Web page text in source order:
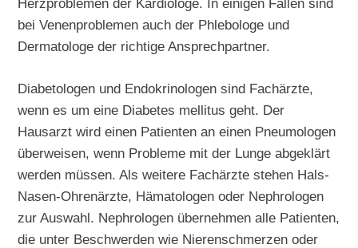
bei Venenproblemen auch der Phlebologe und
Dermatologe der richtige Ansprechpartner.
Diabetologen und Endokrinologen sind Fachärzte,
wenn es um eine Diabetes mellitus geht. Der
Hausarzt wird einen Patienten an einen Pneumologen
überweisen, wenn Probleme mit der Lunge abgeklärt
werden müssen. Als weitere Fachärzte stehen Hals-
Nasen-Ohrenärzte, Hämatologen oder Nephrologen
zur Auswahl. Nephrologen übernehmen alle Patienten,
die unter Beschwerden wie Nierenschmerzen oder